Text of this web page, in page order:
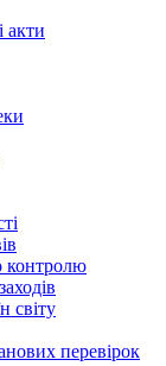
акти
контролю
світу
перевірок